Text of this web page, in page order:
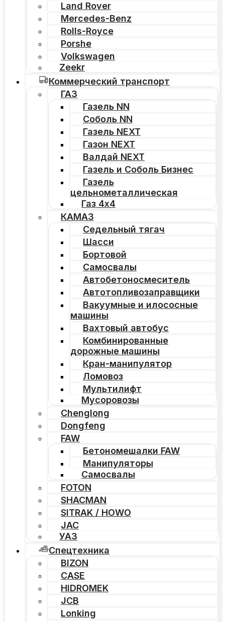
Land Rover
Mercedes-Benz
Rolls-Royce
Porshe
Volkswagen
Zeekr
Коммерческий транспорт
ГАЗ
Газель NN
Соболь NN
Газель NEXT
Газон NEXT
Валдай NEXT
Газель и Соболь Бизнес
Газель
цельнометаллическая
Газ 4х4
КАМАЗ
Седельный тягач
Шасси
Бортовой
Самосвалы
Автобетоносмеситель
Автотопливозаправщики
Вакуумные и илососные
машины
Вахтовый автобус
Комбинированные
дорожные машины
Кран-манипулятор
Ломовоз
Мультилифт
Мусоровозы
Chenglong
Dongfeng
FAW
Бетономешалки FAW
Манипуляторы
Самосвалы
FOTON
SHACMAN
SITRAK / HOWO
JAC
УАЗ
Спецтехника
BIZON
CASE
HIDROMEK
JCB
Lonking